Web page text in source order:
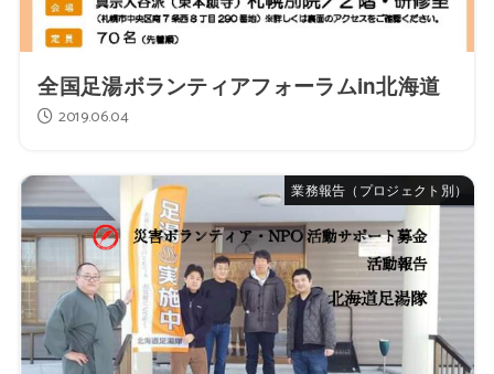
全国足湯ボランティアフォーラムin北海道
2019.06.04
業務報告（プロジェクト別）